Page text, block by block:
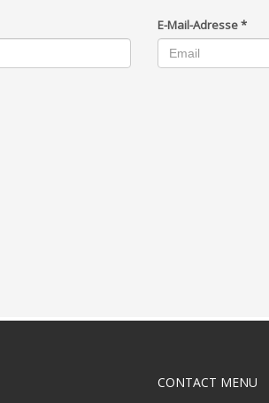
E-Mail-Adresse*
CONTACT MENU